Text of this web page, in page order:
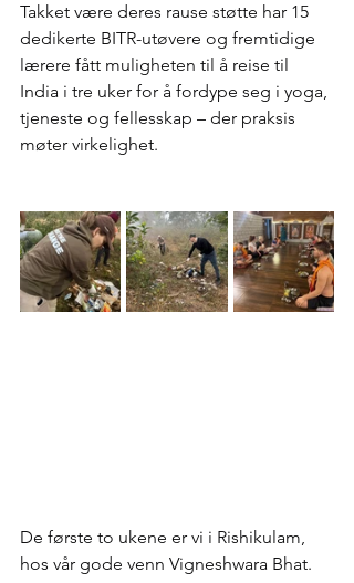
Takket være deres rause støtte har 15
dedikerte BITR-utøvere og fremtidige
lærere fått muligheten til å reise til
India i tre uker for å fordype seg i yoga,
tjeneste og fellesskap – der praksis
møter virkelighet.
De første to ukene er vi i Rishikulam,
hos vår gode venn Vigneshwara Bhat.